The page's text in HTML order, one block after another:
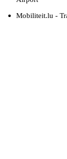
Mobiliteit.lu -